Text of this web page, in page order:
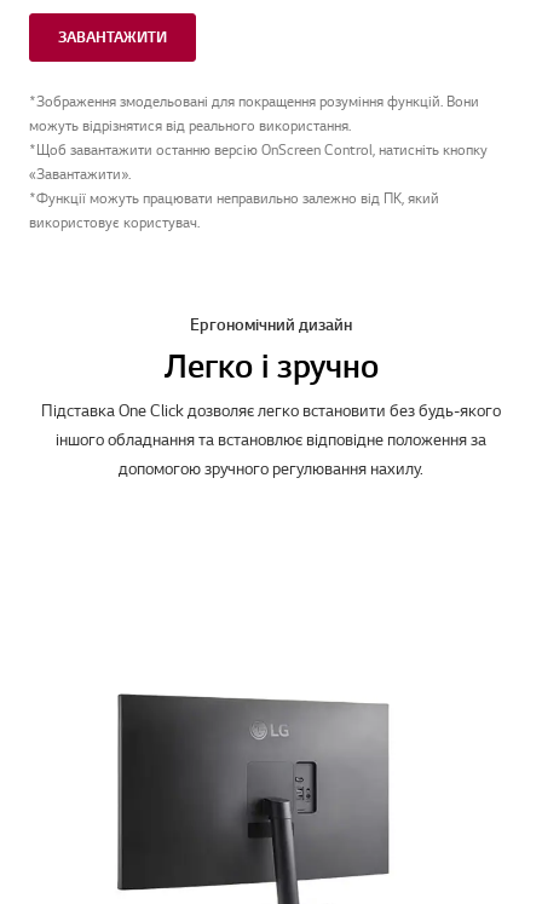
ЗАВАНТАЖИТИ
*Зображення змодельовані для покращення розуміння функцій. Вони
можуть відрізнятися від реального використання.
*Щоб завантажити останню версію OnScreen Control, натисніть кнопку
«Завантажити».
*Функції можуть працювати неправильно залежно від ПК, який
використовує користувач.
Ергономічний дизайн
Легко і зручно
Підставка One Click дозволяє легко встановити без будь-якого
іншого обладнання та встановлює відповідне положення за
допомогою зручного регулювання нахилу.